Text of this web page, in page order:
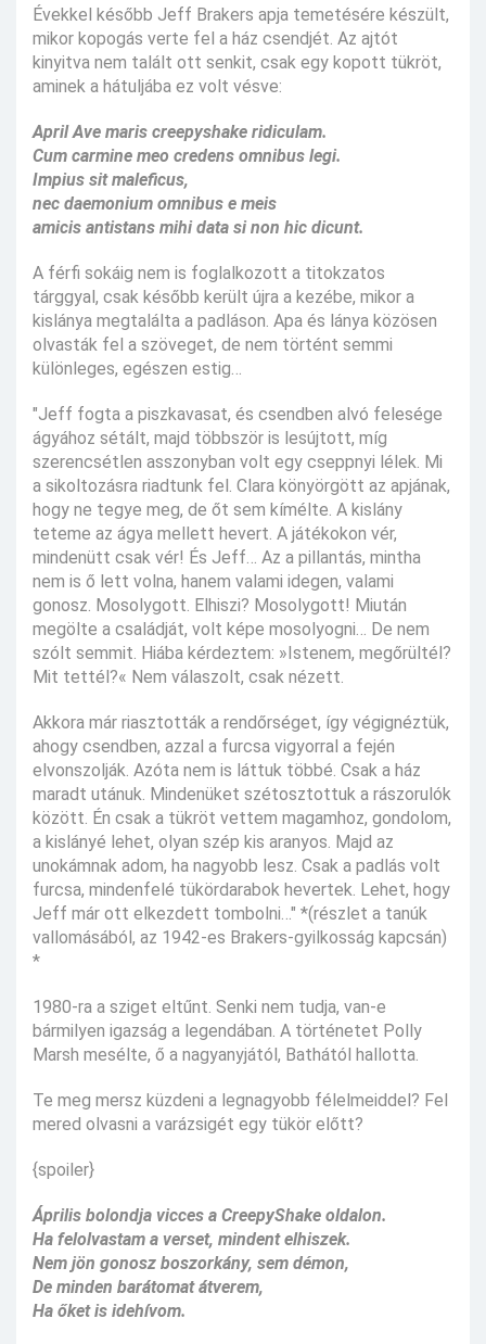
Évekkel később Jeff Brakers apja temetésére készült,
mikor kopogás verte fel a ház csendjét. Az ajtót
kinyitva nem talált ott senkit, csak egy kopott tükröt,
aminek a hátuljába ez volt vésve:
April Ave maris creepyshake ridiculam.
Cum carmine meo credens omnibus legi.
Impius sit maleficus,
nec daemonium omnibus e meis
amicis antistans mihi data si non hic dicunt.
A férfi sokáig nem is foglalkozott a titokzatos
tárggyal, csak később került újra a kezébe, mikor a
kislánya megtalálta a padláson. Apa és lánya közösen
olvasták fel a szöveget, de nem történt semmi
különleges, egészen estig…
"Jeff fogta a piszkavasat, és csendben alvó felesége
ágyához sétált, majd többször is lesújtott, míg
szerencsétlen asszonyban volt egy cseppnyi lélek. Mi
a sikoltozásra riadtunk fel. Clara könyörgött az apjának,
hogy ne tegye meg, de őt sem kímélte. A kislány
teteme az ágya mellett hevert. A játékokon vér,
mindenütt csak vér! És Jeff… Az a pillantás, mintha
nem is ő lett volna, hanem valami idegen, valami
gonosz. Mosolygott. Elhiszi? Mosolygott! Miután
megölte a családját, volt képe mosolyogni… De nem
szólt semmit. Hiába kérdeztem: »Istenem, megőrültél?
Mit tettél?« Nem válaszolt, csak nézett.
Akkora már riasztották a rendőrséget, így végignéztük,
ahogy csendben, azzal a furcsa vigyorral a fején
elvonszolják. Azóta nem is láttuk többé. Csak a ház
maradt utánuk. Mindenüket szétosztottuk a rászorulók
között. Én csak a tükröt vettem magamhoz, gondolom,
a kislányé lehet, olyan szép kis aranyos. Majd az
unokámnak adom, ha nagyobb lesz. Csak a padlás volt
furcsa, mindenfelé tükördarabok hevertek. Lehet, hogy
Jeff már ott elkezdett tombolni…" *(részlet a tanúk
vallomásából, az 1942-es Brakers-gyilkosság kapcsán)
*
1980-ra a sziget eltűnt. Senki nem tudja, van-e
bármilyen igazság a legendában. A történetet Polly
Marsh mesélte, ő a nagyanyjától, Bathától hallotta.
Te meg mersz küzdeni a legnagyobb félelmeiddel? Fel
mered olvasni a varázsigét egy tükör előtt?
{spoiler}
Április bolondja vicces a CreepyShake oldalon.
Ha felolvastam a verset, mindent elhiszek.
Nem jön gonosz boszorkány, sem démon,
De minden barátomat átverem,
Ha őket is idehívom.